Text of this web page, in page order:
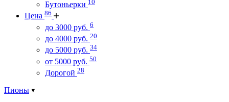
Бутоньерки 10
Цена 86
до 3000 руб. 6
до 4000 руб. 20
до 5000 руб. 34
от 5000 руб. 50
Дорогой 28
Пионы